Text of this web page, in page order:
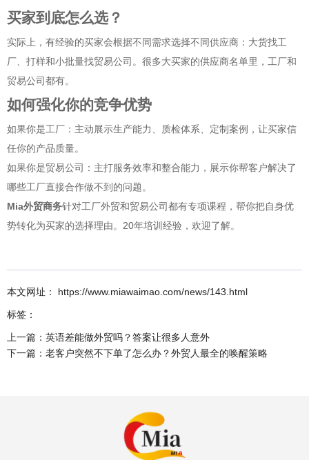
买家到底怎么选？
实际上，有经验的买家会根据不同需求选择不同供应商：大货找工
厂、打样和小批量找贸易公司。很多大买家的供应商名单里，工厂和
贸易公司都有。
如何强化你的竞争优势
如果你是工厂：主动展示生产能力、质检体系、定制案例，让买家信
任你的产品质量。
如果你是贸易公司：主打服务效率和整合能力，展示你帮客户解决了
哪些工厂直接合作做不到的问题。
Mia外贸商务针对工厂外贸和贸易公司都有专项课程，帮你把自身优
势转化为买家的选择理由。20年培训经验，欢迎了解。
本文网址： https://www.miawaimao.com/news/143.html
标签：
上一篇： 英语差能做外贸吗？答案让很多人意外
下一篇： 老客户突然不下单了怎么办？外贸人最全的唤醒策略